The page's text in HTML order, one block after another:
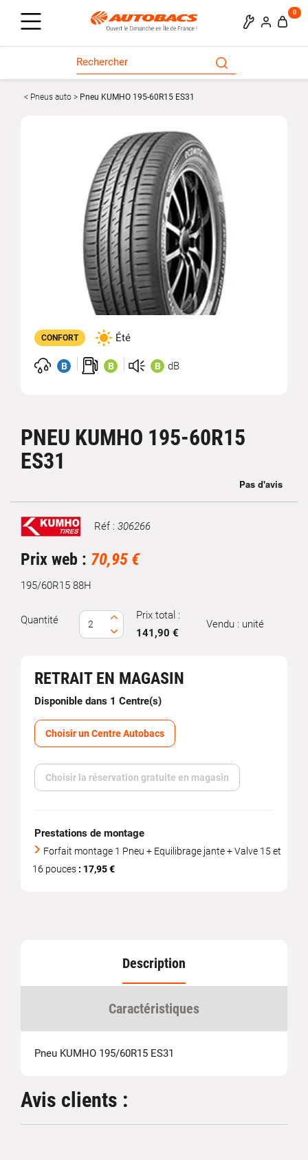
0
Pneus auto Pneu KUMHO 195-60R15 ES31
PNEU KUMHO 195-60R15
ES31
CONFORT Été
B B B dB
Marque Réf : 306266
Prix web : 70,95 €
195/60R15 88H
Quantité
Prix total :
141,90 €
Vendu : unité
RETRAIT EN MAGASIN
Disponible dans 1 Centre(s)
Choisir un Centre Autobacs
Choisir la réservation gratuite en magasin
Prestations de montage
Forfait montage 1 Pneu + Equilibrage jante + Valve 15 et
16 pouces : 17,95 €
Description
Caractéristiques
Pneu KUMHO 195/60R15 ES31
Avis clients :